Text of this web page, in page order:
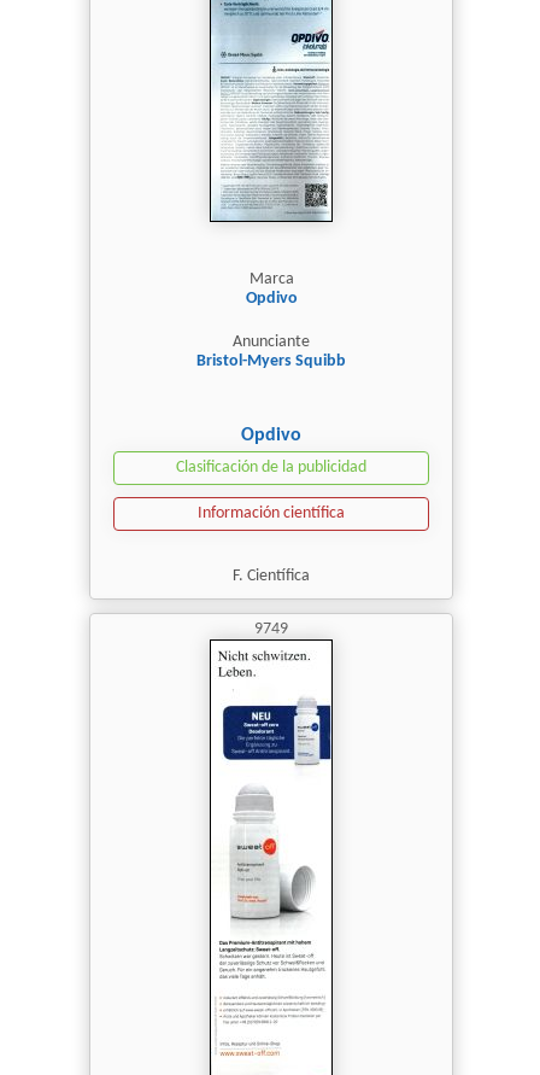
Marca
Opdivo
Anunciante
Bristol-Myers Squibb
Opdivo
Clasificación de la publicidad
Información científica
F. Científica
9749